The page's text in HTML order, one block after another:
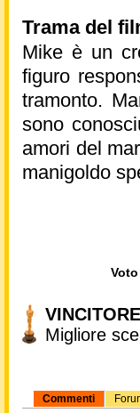
Trama del
Mike è un
figuro
tramonto.
sono
amori del
manigoldo
Migliore
Commenti